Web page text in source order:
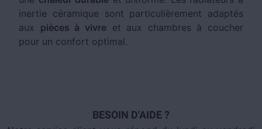
inertie céramique sont particulièrement adaptés
aux pièces à vivreet aux chambres à coucher
pour un confort optimal.
BESOIN D'AIDE ?